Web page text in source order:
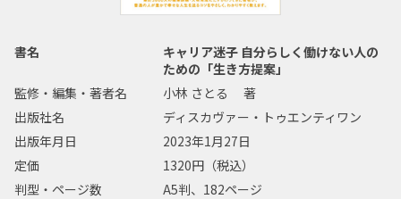
書名
キャリア迷子 自分らしく働けない人の
ための「生き方提案」
監修・編集・著者名
小林 さとる 著
出版社名
ディスカヴァー・トゥエンティワン
出版年月日
2023年1月27日
定価
1320円（税込）
判型・ページ数
A5判、182ページ